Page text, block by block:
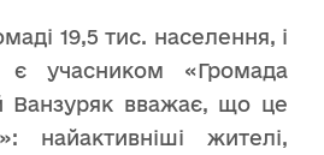
19,5 тис. населення, і
учасником «Громада
Ванзуряк вважає, що це
найактивніші жителі,